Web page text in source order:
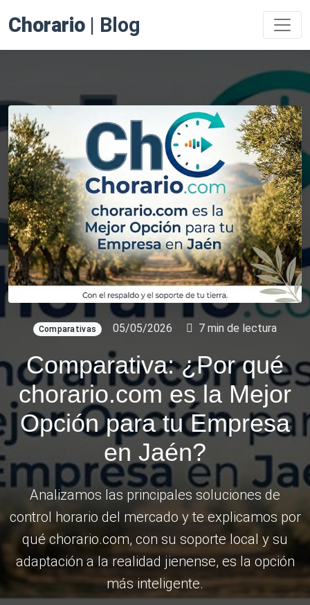
Chorario | Blog
Comparativas 05/05/2026 7 min de lectura
Comparativa: ¿Por qué
chorario.com es la Mejor
Opción para tu Empresa
en Jaén?
Analizamos las principales soluciones de
control horario del mercado y te explicamos por
qué chorario.com, con su soporte local y su
adaptación a la realidad jienense, es la opción
más inteligente.